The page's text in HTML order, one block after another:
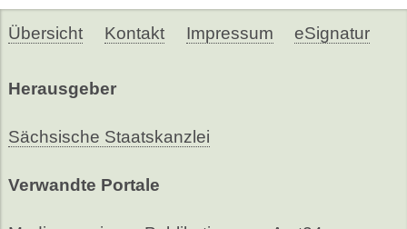
Übersicht Kontakt Impressum eSignatur
Herausgeber
Sächsische Staatskanzlei
Verwandte Portale